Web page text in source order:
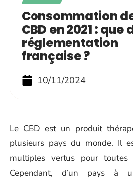
Consommation
CBD en 2021 : que
réglementation
française ?
10/11/2024
Le CBD est un produit
plusieurs pays du monde. Il
multiples vertus pour toutes
Cependant, d’un pays à